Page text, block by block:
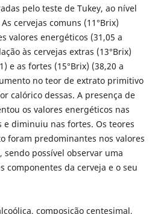
pelo teste de Tukey, ao nível
cervejas comuns (11°Brix)
valores energéticos (31,05 a
às cervejas extras (13°Brix)
e as fortes (15°Brix) (38,20 a
no teor de extrato primitivo
calórico dessas. A presença de
os valores energéticos nas
e diminuiu nas fortes. Os teores
foram predominantes nos valores
sendo possível observar uma
componentes da cerveja e o seu
composição centesimal,